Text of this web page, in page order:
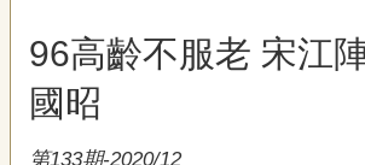
故
96高齡不服老 宋江
國昭
第133期-2020/12